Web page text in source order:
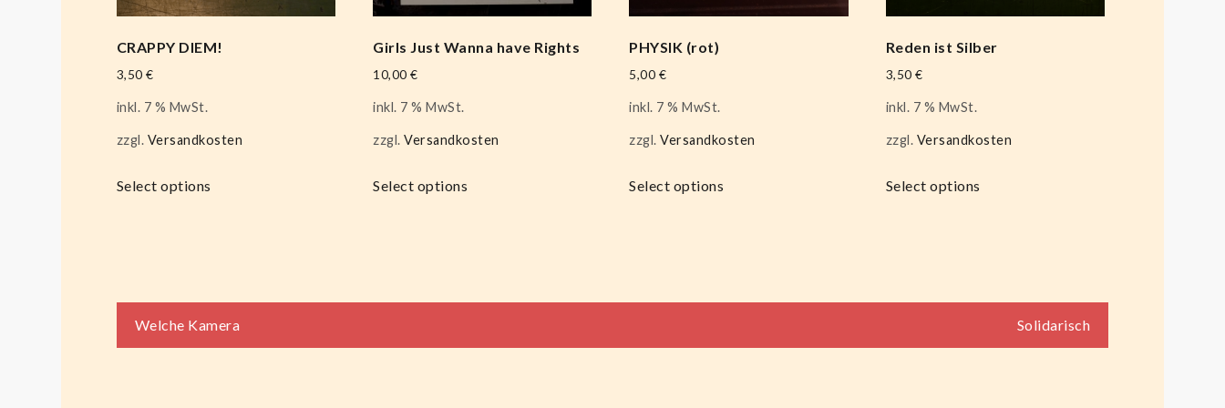
CRAPPY DIEM!
3,50€
inkl. 7 % MwSt.
zzgl. Versandkosten
Select options
Girls Just Wanna have Rights
10,00€
inkl. 7 % MwSt.
zzgl.Versandkosten
Select options
PHYSIK (rot)
5,00 €
inkl. 7 % MwSt.
zzgl.Versandkosten
Select options
Reden ist Silber
3,50€
inkl. 7 % MwSt.
zzgl. Versandkosten
Select options
Beitragsnavigation
Welche Kamera Solidarisch